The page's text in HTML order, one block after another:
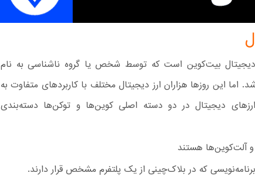
دیجیتال بیت‌کوین است که توسط شخص یا گروه ناشناسی به نام
اما این روزها هزاران ارز دیجیتال مختلف با کاربردهای متفاوت به
دیجیتال در دو دسته اصلی کوین‌ها و توکن‌ها دسته‌بندی
آلت‌کوین‌ها هستند
که در بلاک‌چینی از یک پلتفرم مشخص قرار دارند.